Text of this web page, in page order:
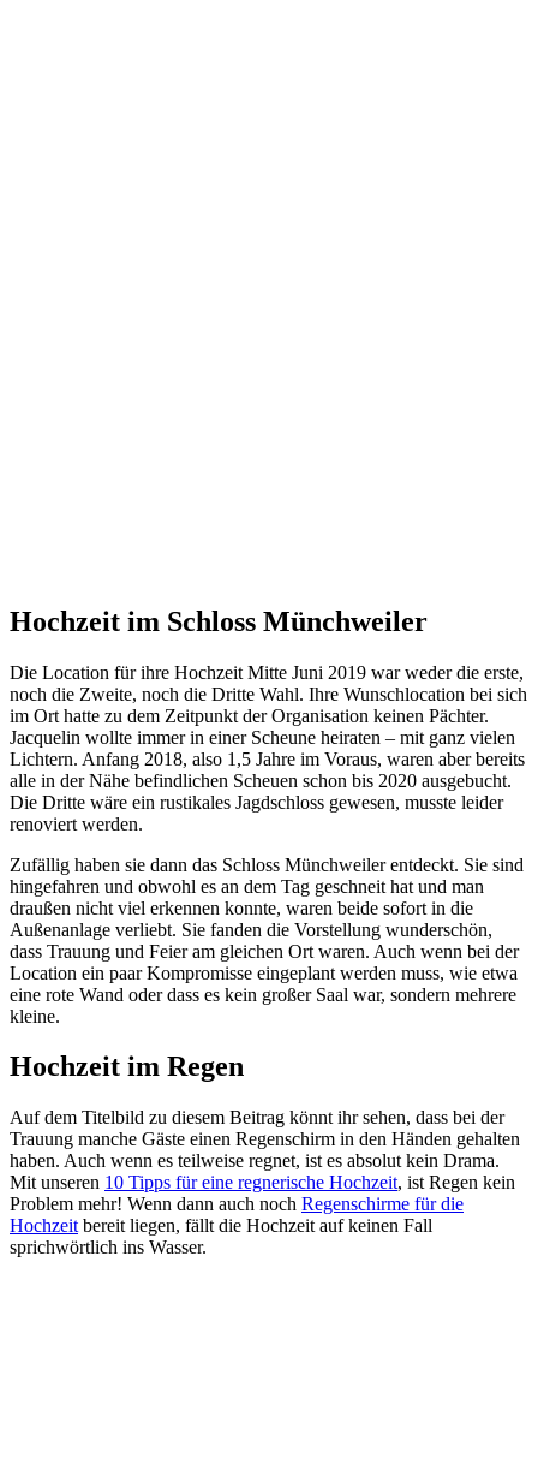
Hochzeit im Schloss Münchweiler
Die Location für ihre Hochzeit Mitte Juni 2019 war weder die erste,
noch die Zweite, noch die Dritte Wahl. Ihre Wunschlocation bei sich
im Ort hatte zu dem Zeitpunkt der Organisation keinen Pächter.
Jacquelin wollte immer in einer Scheune heiraten – mit ganz vielen
Lichtern. Anfang 2018, also 1,5 Jahre im Voraus, waren aber bereits
alle in der Nähe befindlichen Scheuen schon bis 2020 ausgebucht.
Die Dritte wäre ein rustikales Jagdschloss gewesen, musste leider
renoviert werden.
Zufällig haben sie dann das Schloss Münchweiler entdeckt. Sie sind
hingefahren und obwohl es an dem Tag geschneit hat und man
draußen nicht viel erkennen konnte, waren beide sofort in die
Außenanlage verliebt. Sie fanden die Vorstellung wunderschön,
dass Trauung und Feier am gleichen Ort waren. Auch wenn bei der
Location ein paar Kompromisse eingeplant werden muss, wie etwa
eine rote Wand oder dass es kein großer Saal war, sondern mehrere
kleine.
Hochzeit im Regen
Auf dem Titelbild zu diesem Beitrag könnt ihr sehen, dass bei der
Trauung manche Gäste einen Regenschirm in den Händen gehalten
haben. Auch wenn es teilweise regnet, ist es absolut kein Drama.
Mit unseren 10 Tipps für eine regnerische Hochzeit, ist Regen kein
Problem mehr! Wenn dann auch noch Regenschirme für die
Hochzeit bereit liegen, fällt die Hochzeit auf keinen Fall
sprichwörtlich ins Wasser.